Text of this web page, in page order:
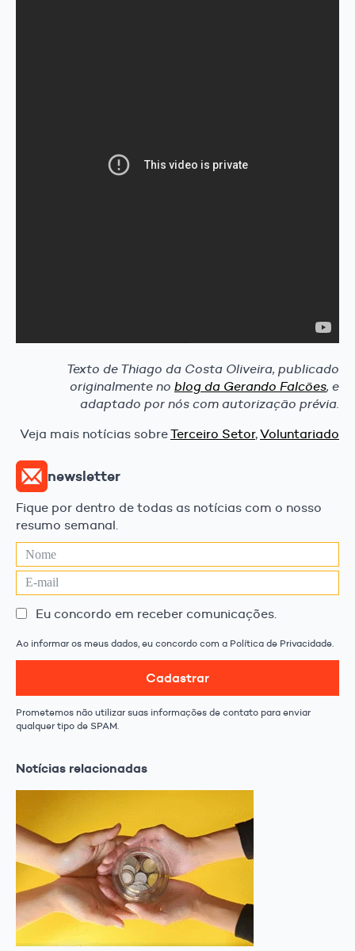
Texto de Thiago da Costa Oliveira, publicado
originalmente no blog da Gerando Falcões, e
adaptado por nós com autorização prévia.
Veja mais notícias sobreTerceiro Setor,Voluntariado
newsletter
Fique por dentro de todas as notícias com o nosso
resumo semanal.
Eu concordo em receber comunicações.
Ao informar os meus dados, eu concordo com a Política de Privacidade.
Cadastrar
Prometemos não utilizar suas informações de contato para enviar
qualquer tipo de SPAM.
Notícias relacionadas